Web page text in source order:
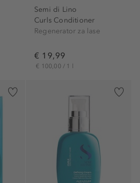
Semi di Lino
Curls Conditioner
Regenerator za lase
€ 19,99
€ 100,00 / 1 l